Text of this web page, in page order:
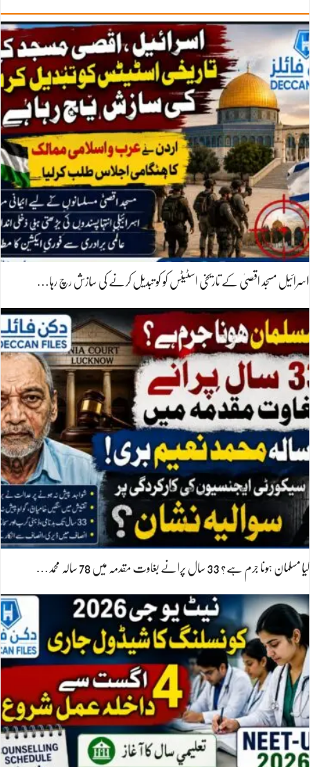
اسرائیل مسجد اقصیٰ کے تاریخی اسٹیٹس کو کو تبدیل کرنے کی سازش رچ رہا…
کیا مسلمان ہونا جرم ہے؟ 33 سال پرانے بغاوت مقدمہ میں 78 سالہ محمد…